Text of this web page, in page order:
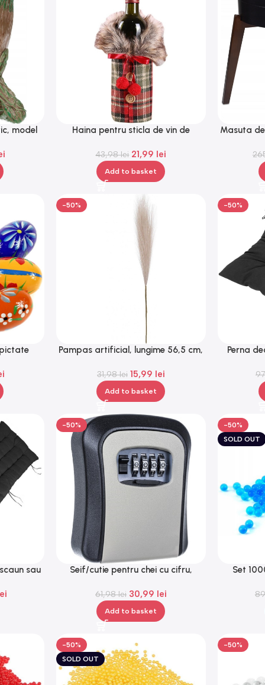
model
Haina pentru sticla de vin de
Gonga®
43,98lei 21,99 lei
Add to basket
Masuta
-50%
Pampas artificial, lungime 56,5 cm,
31,98lei 15,99 lei
Add to basket
-50%
Perna
sau
-50%
Seif/cutie pentru chei cu cifru,
61,98lei 30,99 lei
Add to basket
-50%
SOLD OUT
Set
-50%
SOLD OUT
-50%